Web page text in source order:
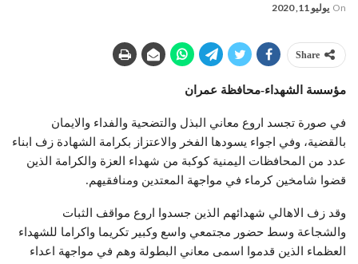
On يوليو 11, 2020
Share
مؤسسة الشهداء-محافظة عمران
في صورة تجسد اروع معاني البذل والتضحية والفداء والايمان
بالقضية، وفي اجواء يسودها الفخر والاعتزاز بكرامة الشهادة زف ابناء
عدد من المحافظات اليمنية كوكبة من شهداء العزة والكرامة الذين
قضوا شامخين كرماء في مواجهة المعتدين ومنافقيهم.
وقد زف الاهالي شهدائهم الذين جسدوا اروع مواقف الثبات
والشجاعة وسط حضور مجتمعي واسع وكبير تكريما واكراما للشهداء
العظماء الذين قدموا اسمی معاني البطولة وهم في مواجهة اعداء